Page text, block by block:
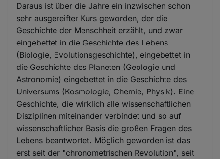
Daraus ist über die Jahre ein inzwischen schon
sehr ausgereifter Kurs geworden, der die
Geschichte der Menschheit erzählt, und zwar
eingebettet in die Geschichte des Lebens
(Biologie, Evolutionsgeschichte), eingebettet in
die Geschichte des Planeten (Geologie und
Astronomie) eingebettet in die Geschichte des
Universums (Kosmologie, Chemie, Physik). Eine
Geschichte, die wirklich alle wissenschaftlichen
Disziplinen miteinander verbindet und so auf
wissenschaftlicher Basis die großen Fragen des
Lebens beantwortet. Möglich geworden ist das
erst seit der "chronometrischen Revolution", seit